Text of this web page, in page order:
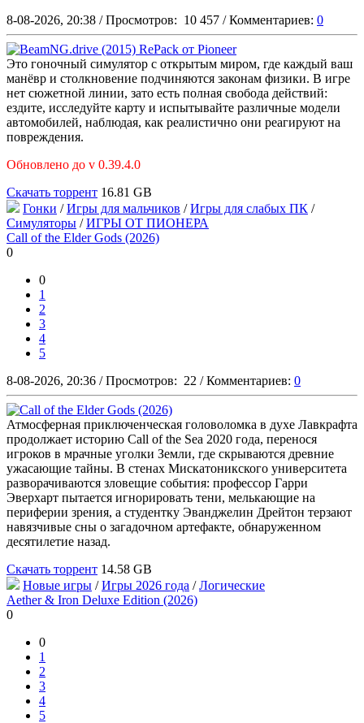
8-08-2026, 20:38 / Просмотров: 10 457 / Комментариев: 0
Это гоночный симулятор с открытым миром, где каждый ваш
манёвр и столкновение подчиняются законам физики. В игре
нет сюжетной линии, зато есть полная свобода действий:
ездите, исследуйте карту и испытывайте различные модели
автомобилей, наблюдая, как реалистично они реагируют на
повреждения.
Обновлено до v 0.39.4.0
Скачать торрент 16.81 GB
Гонки /Игры для мальчиков /Игры для слабых ПК /
Симуляторы /ИГРЫ ОТ ПИОНЕРА
Call of the Elder Gods (2026)
0
0
1
2
3
4
5
8-08-2026, 20:36 / Просмотров: 22 / Комментариев: 0
Атмосферная приключенческая головоломка в духе Лавкрафта
продолжает историю Call of the Sea 2020 года, перенося
игроков в мрачные уголки Земли, где скрываются древние
ужасающие тайны. В стенах Мискатоникского университета
разворачиваются зловещие события: профессор Гарри
Эверхарт пытается игнорировать тени, мелькающие на
периферии зрения, а студентку Эванджелин Дрейтон терзают
навязчивые сны о загадочном артефакте, обнаруженном
десятилетие назад.
Скачать торрент 14.58 GB
Новые игры /Игры 2026 года /Логические
Aether & Iron Deluxe Edition (2026)
0
0
1
2
3
4
5